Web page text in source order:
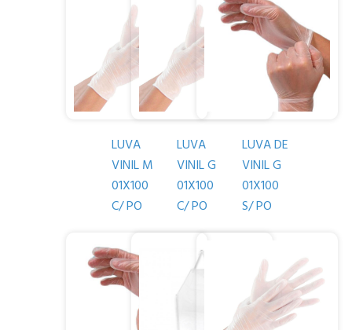
LUVA
VINIL M
01X100
C/ PO
LUVA
VINIL G
01X100
C/ PO
LUVA DE
VINIL G
01X100
S/ PO